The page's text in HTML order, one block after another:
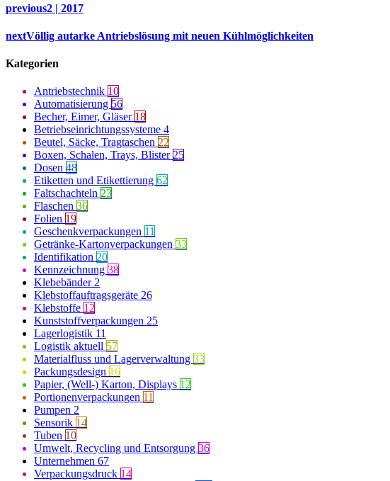
previous2 | 2017
nextVöllig autarke Antriebslösung mit neuen Kühlmöglichkeiten
Kategorien
Antriebstechnik 10
Automatisierung 56
Becher, Eimer, Gläser 18
Betriebseinrichtungssysteme 4
Beutel, Säcke, Tragtaschen 22
Boxen, Schalen, Trays, Blister 25
Dosen 48
Etiketten und Etikettierung 62
Faltschachteln 23
Flaschen 36
Folien 19
Geschenkverpackungen 11
Getränke-Kartonverpackungen 33
Identifikation 20
Kennzeichnung 38
Klebebänder 2
Klebstoffauftragsgeräte 26
Klebstoffe 12
Kunststoffverpackungen 25
Lagerlogistik 11
Logistik aktuell 57
Materialfluss und Lagerverwaltung 33
Packungsdesign 16
Papier, (Well-) Karton, Displays 12
Portionenverpackungen 11
Pumpen 2
Sensorik 14
Tuben 10
Umwelt, Recycling und Entsorgung 36
Unternehmen 67
Verpackungsdruck 14